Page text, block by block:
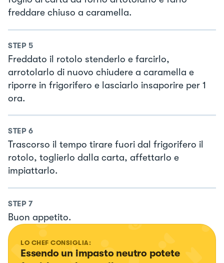
freddare chiuso a caramella.
STEP 5
Freddato il rotolo stenderlo e farcirlo,
arrotolarlo di nuovo chiudere a caramella e
riporre in frigorifero e lasciarlo insaporire per 1
ora.
STEP 6
Trascorso il tempo tirare fuori dal frigorifero il
rotolo, toglierlo dalla carta, affettarlo e
impiattarlo.
STEP 7
Buon appetito.
LO CHEF CONSIGLIA:
Essendo un impasto neutro potete